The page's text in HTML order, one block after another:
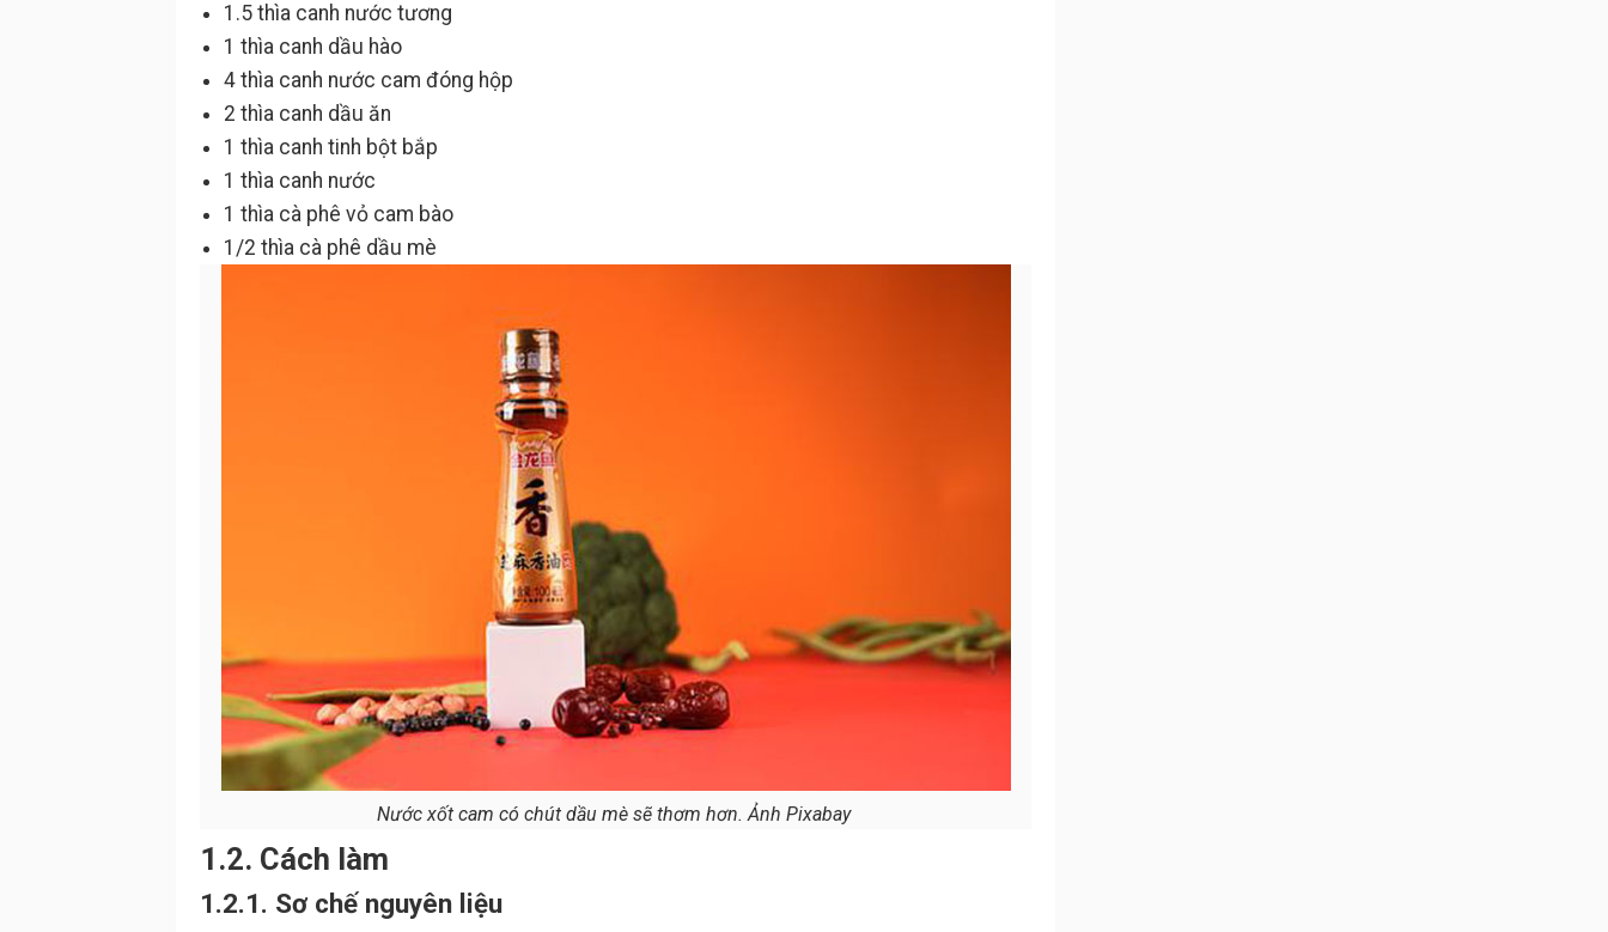
1.5 thìa canh nước tương
1 thìa canh dầu hào
4 thìa canh nước cam đóng hộp
2 thìa canh dầu ăn
1 thìa canh tinh bột bắp
1 thìa canh nước
1 thìa cà phê vỏ cam bào
1/2 thìa cà phê dầu mè
Nước xốt cam có chút dầu mè sẽ thơm hơn. Ảnh Pixabay
1.2. Cách làm
1.2.1. Sơ chế nguyên liệu